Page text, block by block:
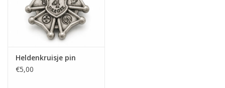
Heldenkruisje pin
€5,00